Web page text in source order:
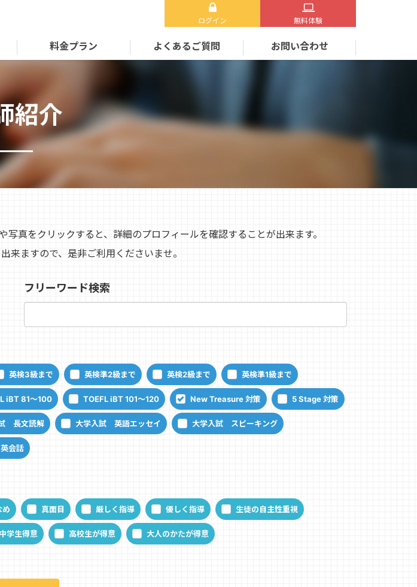
ログイン 無料体験
料金プラン よくあるご質問 お問い合わせ
紹介
真をクリックすると、詳細のプロフィールを確認することが出来ます。
来ますので、是非ご利用くださいませ。
フリーワード検索
英検3級まで 英検準2級まで 英検2級まで 英検準1級まで
iBT 81～100 TOEFL iBT 101～120 New Treasure 対策 5 Stage 対策
長文読解 大学入試 英語エッセイ 大学入試 スピーキング
会話
め 真面目 厳しく指導 優しく指導 生徒の自主性重視
中学生得意 高校生が得意 大人のかたが得意